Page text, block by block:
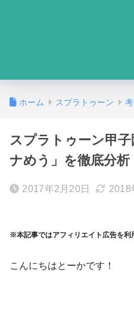
ホーム スプラトゥーン
スプラトゥーン甲
ナめう」を徹底分析
2017年2月20日 2018
※本記事ではアフィリエイト広告を利
こんにちはとーかです！